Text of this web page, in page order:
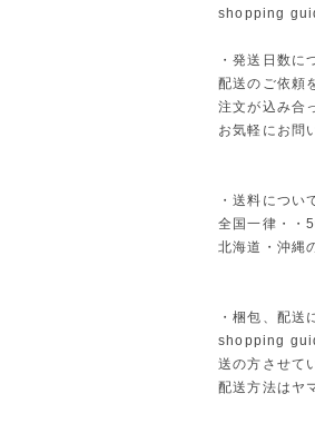
shopping
・発送日数に
配送のご依頼
注文が込み合
お気軽にお問
・送料につい
全国一律・・
北海道・沖縄
・梱包、配送
shopping
送の方させて
配送方法はヤ